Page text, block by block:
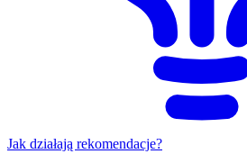
Jak działają rekomendacje?